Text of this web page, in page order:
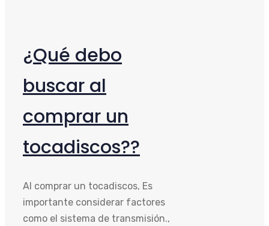
¿Qué debo
buscar al
comprar un
tocadiscos??
Al comprar un tocadiscos, Es
importante considerar factores
como el sistema de transmisión.,